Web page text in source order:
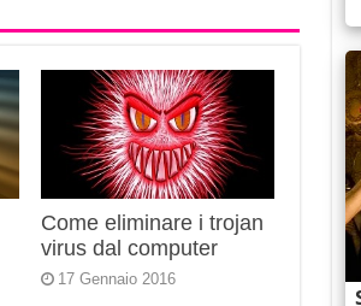
Come eliminare i trojan
virus dal computer
17 Gennaio 2016